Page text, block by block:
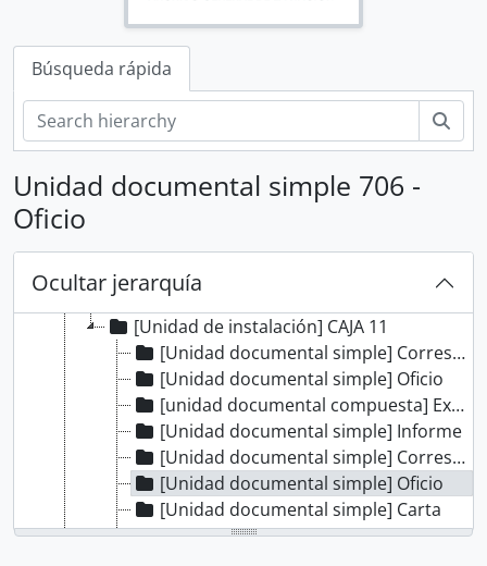
Búsqueda rápida
Unidad documental simple 706 -
Oficio
Ocultar jerarquía
[Unidad de instalación] CAJA 01
[Unidad de instalación] CAJA 02
[Unidad de instalación] CAJA 03
[Unidad de instalación] CAJA 04
[Unidad de instalación] CAJA 05
[Unidad de instalación] CAJA 06
[Unidad de instalación] CAJA 08
[Unidad de instalación] CAJA 09
[Unidad de instalación] CAJA 10
[Unidad de instalación] CAJA 11
[Unidad documental simple] Correspondencia
[Unidad documental simple] Oficio
[unidad documental compuesta] Expediente
[Unidad documental simple] Informe
[Unidad documental simple] Correspondencia
[Unidad documental simple] Oficio
[Unidad documental simple] Carta
[Unidad documental simple] Carta de Pago